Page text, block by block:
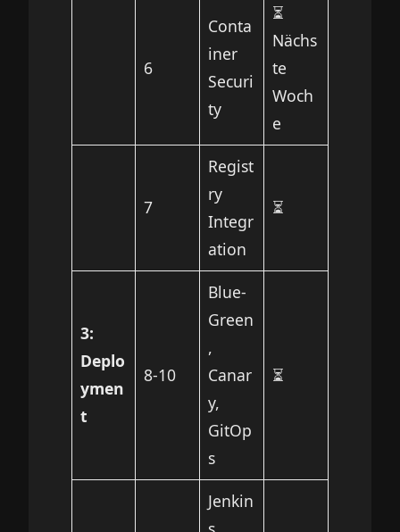
6
Conta
iner
Securi
ty
⏳
Nächs
te
Woch
e
7
Regist
ry
Integr
ation
⏳
3:
Deplo
ymen
t
8-10
Blue-
Green
,
Canar
y,
GitOp
s
⏳
Jenkin